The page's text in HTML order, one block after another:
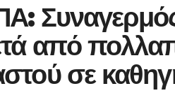
από
σε